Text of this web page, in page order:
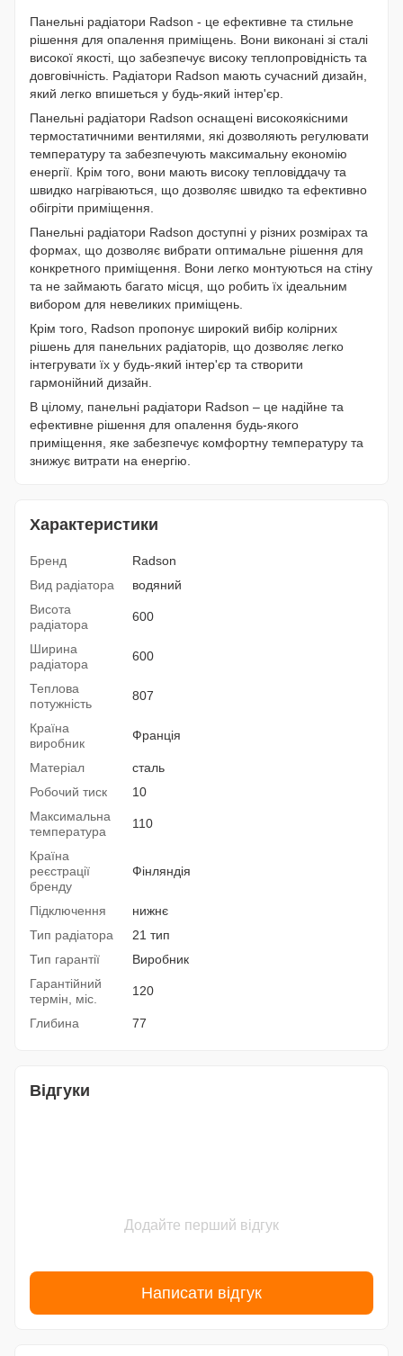
Панельні радіатори Radson - це ефективне та стильне
рішення для опалення приміщень. Вони виконані зі сталі
високої якості, що забезпечує високу теплопровідність та
довговічність. Радіатори Radson мають сучасний дизайн,
який легко впишеться у будь-який інтер'єр.
Панельні радіатори Radson оснащені високоякісними
термостатичними вентилями, які дозволяють регулювати
температуру та забезпечують максимальну економію
енергії. Крім того, вони мають високу тепловіддачу та
швидко нагріваються, що дозволяє швидко та ефективно
обігріти приміщення.
Панельні радіатори Radson доступні у різних розмірах та
формах, що дозволяє вибрати оптимальне рішення для
конкретного приміщення. Вони легко монтуються на стіну
та не займають багато місця, що робить їх ідеальним
вибором для невеликих приміщень.
Крім того, Radson пропонує широкий вибір колірних
рішень для панельних радіаторів, що дозволяє легко
інтегрувати їх у будь-який інтер'єр та створити
гармонійний дизайн.
В цілому, панельні радіатори Radson – це надійне та
ефективне рішення для опалення будь-якого
приміщення, яке забезпечує комфортну температуру та
знижує витрати на енергію.
Характеристики
Бренд
Radson
Вид радіатора
водяний
Висота
радіатора
600
Ширина
радіатора
600
Теплова
потужність
807
Країна
виробник
Франція
Матеріал
сталь
Робочий тиск
10
Максимальна
температура
110
Країна
реєстрації
бренду
Фінляндія
Підключення
нижнє
Тип радіатора
21 тип
Тип гарантії
Виробник
Гарантійний
термін, міс.
120
Глибина 77
Відгуки
Додайте перший відгук
Написати відгук